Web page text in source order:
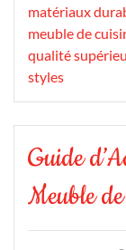
matériaux
meuble de
qualité
styles
Guide
Meuble